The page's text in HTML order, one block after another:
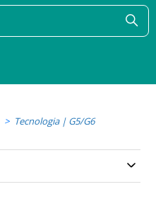
Tecnologia | G5/G6